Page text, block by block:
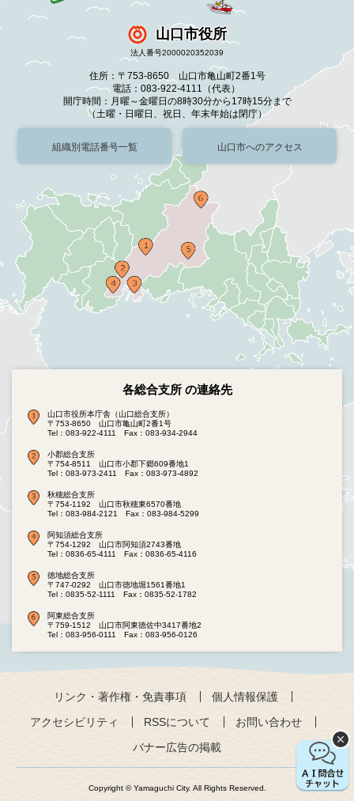
山口市役所
法人番号2000020352039
住所：〒753-8650 山口市亀山町2番1号
電話：083-922-4111（代表）
開庁時間：月曜～金曜日の8時30分から17時15分まで
（土曜・日曜日、祝日、年末年始は閉庁）
組織別電話番号一覧 山口市へのアクセス
各総合支所 の連絡先
山口市役所本庁舎（山口総合支所）
〒753-8650 山口市亀山町2番1号
Tel：083-922-4111
Fax：083-934-2944
小郡総合支所
〒754-8511 山口市小郡下郷609番地1
Tel：083-973-2411
Fax：083-973-4892
秋穂総合支所
〒754-1192 山口市秋穂東6570番地
Tel：083-984-2121
Fax：083-984-5299
阿知須総合支所
〒754-1292 山口市阿知須2743番地
Tel：0836-65-4111
Fax：0836-65-4116
徳地総合支所
〒747-0292 山口市徳地堀1561番地1
Tel：0835-52-1111
Fax：0835-52-1782
阿東総合支所
〒759-1512 山口市阿東徳佐中3417番地2
Tel：083-956-0111
Fax：083-956-0126
リンク・著作権・免責事項
個人情報保護
アクセシビリティ
RSSについて
お問い合わせ
バナー広告の掲載
Copyright © Yamaguchi City. All Rights Reserved.